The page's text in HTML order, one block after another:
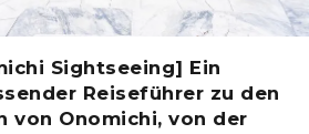
Sightseeing] Ein
Reiseführer zu den
von Onomichi, von der